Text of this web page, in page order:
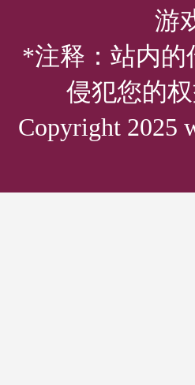
游
*注释：站内的
侵犯您的
Copyright 2025